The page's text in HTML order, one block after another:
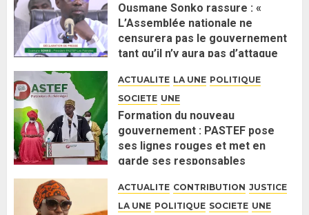
Ousmane Sonko rassure : «
L’Assemblée nationale ne
censurera pas le gouvernement
tant qu’il n’y aura pas d’attaque
2 JUIN 2026 0
ACTUALITE LA UNE POLITIQUE
SOCIETE UNE
Formation du nouveau
gouvernement : PASTEF pose
ses lignes rouges et met en
garde ses responsables
ACTUALITE CONTRIBUTION JUSTICE
LA UNE POLITIQUE SOCIETE UNE